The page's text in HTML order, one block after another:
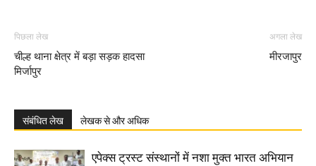
पिछला लेख
चील्ह थाना क्षेत्र में बड़ा सड़क हादसा
मिर्जापुर
अगला लेख
मीरजापुर
संबंधित लेख लेखक से और अधिक
एपेक्स ट्रस्ट संस्थानों में नशा मुक्त भारत अभियान